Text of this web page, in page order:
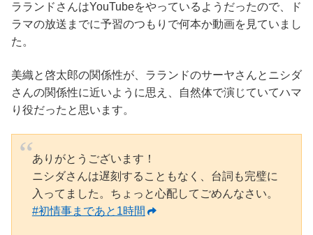
ラランドさんはYouTubeをやっているようだったので、ド
ラマの放送までに予習のつもりで何本か動画を見ていまし
た。
美織と啓太郎の関係性が、ラランドのサーヤさんとニシダ
さんの関係性に近いように思え、自然体で演じていてハマ
り役だったと思います。
ありがとうございます！
ニシダさんは遅刻することもなく、台詞も完璧に
入ってました。ちょっと心配してごめんなさい。
#初情事まであと1時間